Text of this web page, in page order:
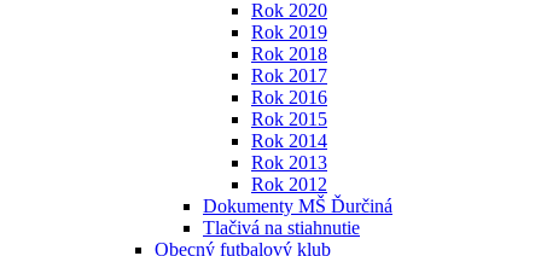
Rok 2020
Rok 2019
Rok 2018
Rok 2017
Rok 2016
Rok 2015
Rok 2014
Rok 2013
Rok 2012
Dokumenty MŠ Ďurčiná
Tlačivá na stiahnutie
Obecný futbalový klub